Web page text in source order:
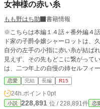
女神様の赤い糸
もも野はち助
書籍情報
※こちらは本編１４話＋番外編４
ド家の子爵令嬢シャーロットは、
自分の左手の小指に赤い糸が結ば
見えず、その先もどこに繋がって
は、二つ年上の自慢の姉セルフィ
優しく美しいその姉が大好きで、
る伯爵家からの縁談の話が舞い込
どちらかに次男を婿養子にどうか
仲を取り持つように指示された妹
恋愛 完結 長編 R15
24h.ポイント 0pt
小説 228,891 位 / 228,891件 恋